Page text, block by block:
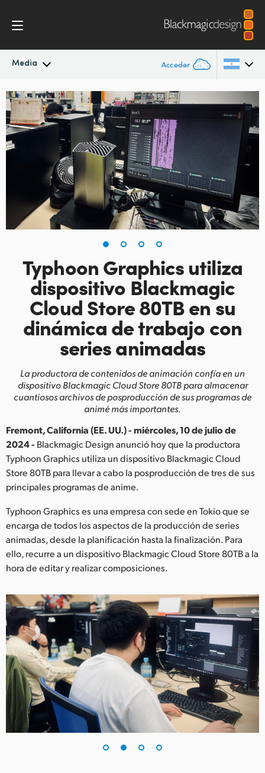
Media Acceder
Novedades
Archivo
Argentina
Australia
Austria
Brazil
Canada
China
Finland
France
Germany
Hong Kong SAR, China
India
Italy
Japan
Korea
Mexico
Netherlands
New Zealand
Poland
Singapore
South Africa
España
Sweden
Typhoon Graphics utiliza
dispositivo Blackmagic
Cloud Store 80TB en su
dinámicade trabajo con
series animadas
La productora de contenidos de animación confía en un
dispositivo Blackmagic Cloud Store 80TB paraalmacenar
cuantiosos archivos de posproducción de sus programas de
animé más importantes.
Fremont, California (EE. UU.) - miércoles, 10 de julio de
2024 - Blackmagic Design anunció hoy que la productora
Typhoon Graphics utiliza un dispositivo Blackmagic Cloud
Store 80TB para llevar a cabo la posproducción de tres de sus
principales programas de anime.
Typhoon Graphics es una empresa con sede en Tokio que se
encarga de todos los aspectos de la producción de series
animadas, desde la planificación hasta la finalización. Para
ello, recurre a un dispositivo Blackmagic Cloud Store 80TB a la
hora de editar y realizar composiciones.